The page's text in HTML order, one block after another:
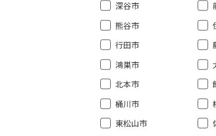
深谷市
熊谷市
行田市
鴻巣市
北本市
桶川市
東松山市